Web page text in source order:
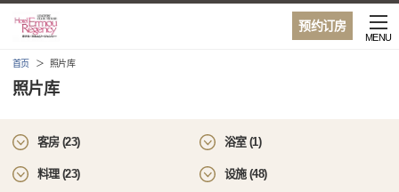
预约订房
MENU
首页 照片库
照片库
客房 (23) 浴室 (1)
料理 (23) 设施 (48)